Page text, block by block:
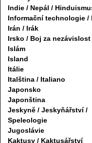
Indie / Nepál /
Informační technologie /
Irán / Irák
Irsko / Boj za nezávislost
Islám
Island
Itálie
Italština / Italiano
Japonsko
Japonština
Jeskyně / Jeskyňářství /
Speleologie
Jugoslávie
Kaktusy / Kaktusářství